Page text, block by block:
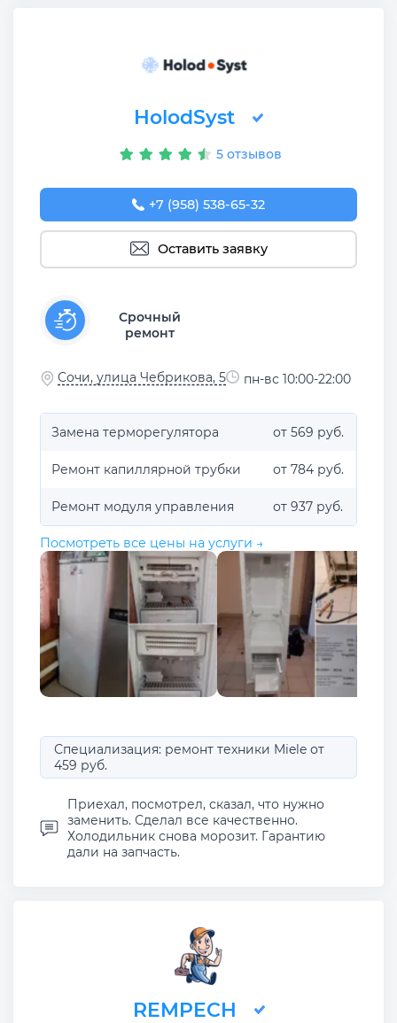
HolodSyst
5 отзывов
+7 (958) 538-65-32
Оставить заявку
Срочный
ремонт
Сочи, улица Чебрикова, 5 пн-вс 10:00-22:00
Замена терморегулятора от 569 руб.
Ремонт капиллярной трубки от 784 руб.
Ремонт модуля управления от 937 руб.
Посмотреть все цены на услуги →
Специализация: ремонт техники Miele от
459 руб.
Приехал, посмотрел, сказал, что нужно
заменить. Сделал все качественно.
Холодильник снова морозит. Гарантию
дали на запчасть.
REMPECH